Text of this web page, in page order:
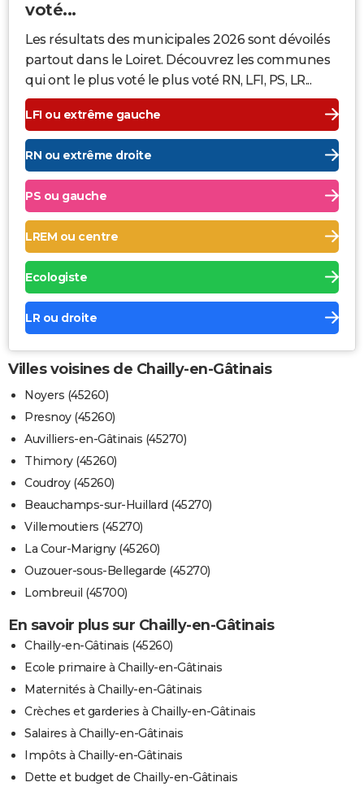
voté...
Les résultats des municipales 2026 sont dévoilés
partout dans le Loiret. Découvrez les communes
qui ont le plus voté le plus voté RN, LFI, PS, LR...
LFI ou extrême gauche
RN ou extrême droite
PS ou gauche
LREM ou centre
Ecologiste
LR ou droite
Villes voisines de Chailly-en-Gâtinais
Noyers (45260)
Presnoy (45260)
Auvilliers-en-Gâtinais (45270)
Thimory (45260)
Coudroy (45260)
Beauchamps-sur-Huillard (45270)
Villemoutiers (45270)
La Cour-Marigny (45260)
Ouzouer-sous-Bellegarde (45270)
Lombreuil (45700)
En savoir plus sur Chailly-en-Gâtinais
Chailly-en-Gâtinais (45260)
Ecole primaire à Chailly-en-Gâtinais
Maternités à Chailly-en-Gâtinais
Crèches et garderies à Chailly-en-Gâtinais
Salaires à Chailly-en-Gâtinais
Impôts à Chailly-en-Gâtinais
Dette et budget de Chailly-en-Gâtinais